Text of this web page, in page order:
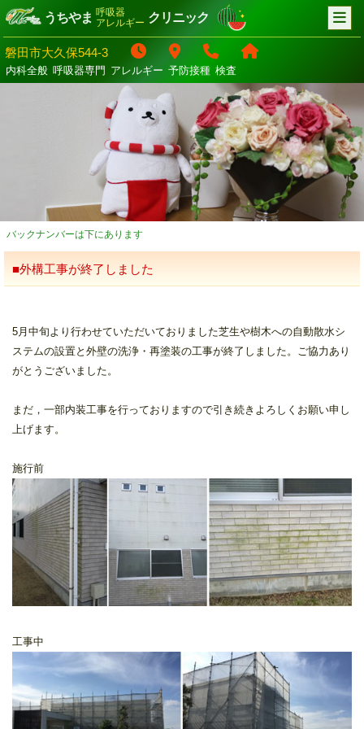
うちやま 呼吸器
アレルギー クリニック
磐田市大久保544-3
内科全般 呼吸器専門 アレルギー 予防接種 検査
バックナンバーは下にあります
■外構工事が終了しました
5月中旬より行わせていただいておりました芝生や樹木への自動散水シ
ステムの設置と外壁の洗浄・再塗装の工事が終了しました。ご協力あり
がとうございました。
まだ，一部内装工事を行っておりますので引き続きよろしくお願い申し
上げます。
施行前
工事中